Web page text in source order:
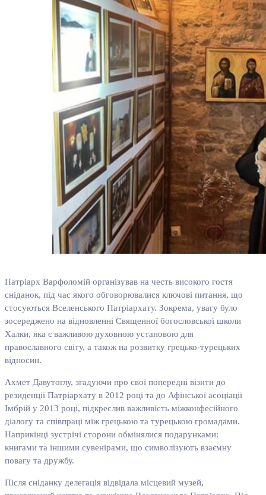
Патріарх Варфоломій організував на честь високого гостя
сніданок, під час якого обговорювалися ключові питання, що
стосуються Вселенського Патріархату. Зокрема, увагу було
зосереджено на відновленні Священної богословської школи
Халки, яка є важливою духовною установою для
православного світу, а також на розвитку грецько-турецьких
відносин.
Ахмет Давутоглу, згадуючи про свої попередні візити до
резиденції Патріархату в 2012 році та до Афінської асоціації
Імбрій у 2013 році, підкреслив важливість міжконфесійного
діалогу та співпраці між грецькою та турецькою громадами.
Наприкінці зустрічі сторони обмінялися подарунками:
книгами та іншими сувенірами, що символізують взаємну
повагу та дружбу.
Після сніданку делегація відвідала місцевий музей,